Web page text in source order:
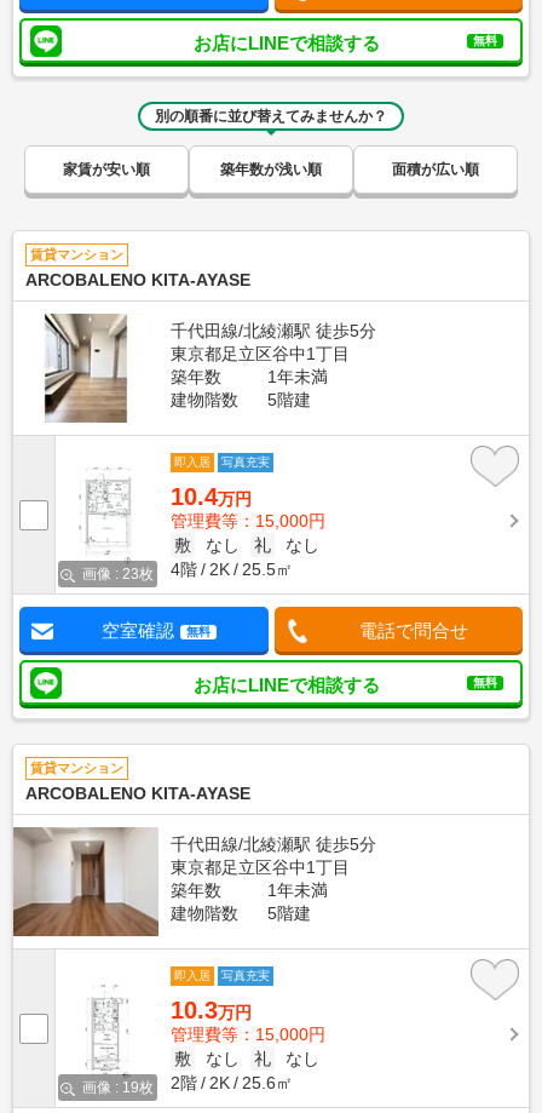
お店にLINEで相談する 無料
別の順番に並び替えてみませんか？
家賃が安い順 築年数が浅い順 面積が広い順
賃貸マンション
ARCOBALENO KITA-AYASE
千代田線/北綾瀬駅 徒歩5分
東京都足立区谷中1丁目
築年数
1年未満
建物階数
5階建
画像 : 23枚
即入居 写真充実
10.4万円
管理費等：15,000円
敷
なし 礼
なし
4階
2K 25.5㎡
空室確認 無料 電話で問合せ
お店にLINEで相談する 無料
賃貸マンション
ARCOBALENO KITA-AYASE
千代田線/北綾瀬駅 徒歩5分
東京都足立区谷中1丁目
築年数
1年未満
建物階数
5階建
画像 : 19枚
即入居 写真充実
10.3万円
管理費等：15,000円
敷
なし 礼
なし
2階
2K 25.6㎡